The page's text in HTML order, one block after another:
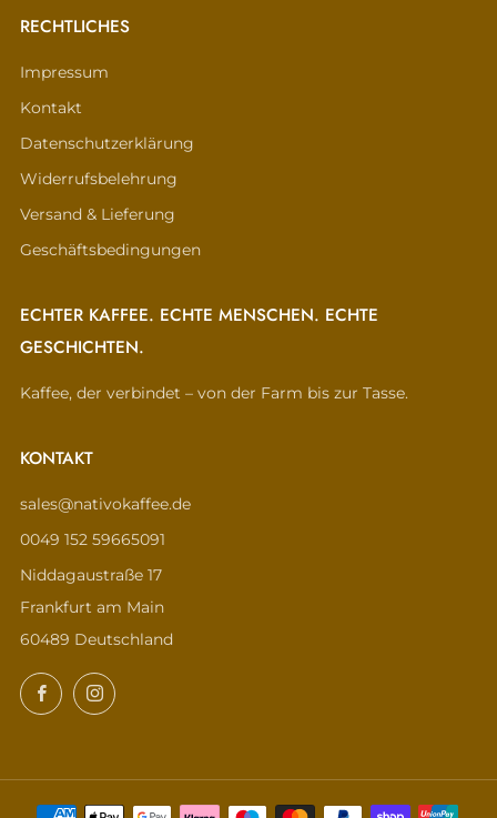
RECHTLICHES
Impressum
Kontakt
Datenschutzerklärung
Widerrufsbelehrung
Versand & Lieferung
Geschäftsbedingungen
ECHTER KAFFEE. ECHTE MENSCHEN. ECHTE
GESCHICHTEN.
Kaffee, der verbindet – von der Farm bis zur Tasse.
KONTAKT
sales@nativokaffee.de
0049 152 59665091
Niddagaustraße 17
Frankfurt am Main
60489 Deutschland
FacebookInstagram